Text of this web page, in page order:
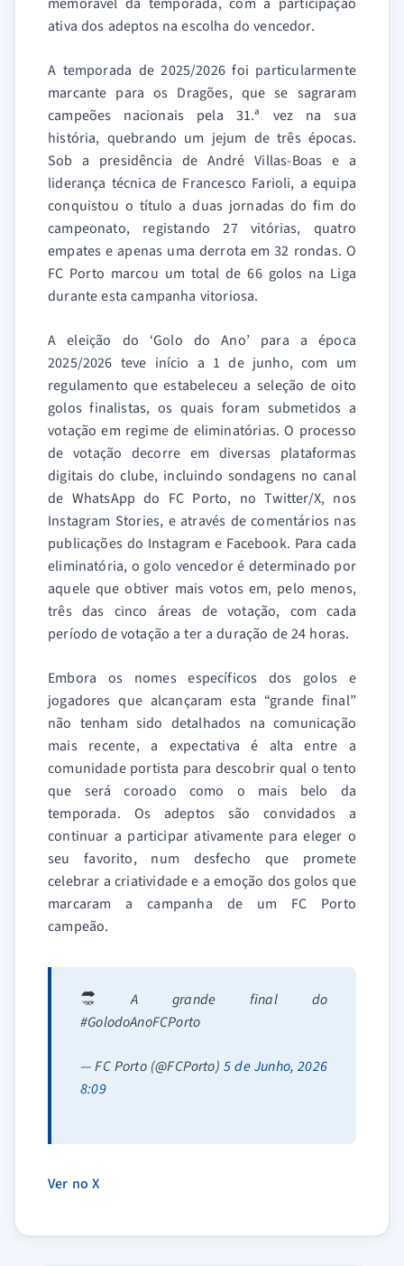
ativa dos adeptos na escolha do vencedor.
A temporada de 2025/2026 foi particularmente
marcante para os Dragões, que se sagraram
campeões nacionais pela 31.ª vez na sua
história, quebrando um jejum de três épocas.
Sob a presidência de André Villas-Boas e a
liderança técnica de Francesco Farioli, a equipa
conquistou o título a duas jornadas do fim do
campeonato, registando 27 vitórias, quatro
empates e apenas uma derrota em 32 rondas. O
FC Porto marcou um total de 66 golos na Liga
durante esta campanha vitoriosa.
A eleição do ‘Golo do Ano’ para a época
2025/2026 teve início a 1 de junho, com um
regulamento que estabeleceu a seleção de oito
golos finalistas, os quais foram submetidos a
votação em regime de eliminatórias. O processo
de votação decorre em diversas plataformas
digitais do clube, incluindo sondagens no canal
de WhatsApp do FC Porto, no Twitter/X, nos
Instagram Stories, e através de comentários nas
publicações do Instagram e Facebook. Para cada
eliminatória, o golo vencedor é determinado por
aquele que obtiver mais votos em, pelo menos,
três das cinco áreas de votação, com cada
período de votação a ter a duração de 24 horas.
Embora os nomes específicos dos golos e
jogadores que alcançaram esta “grande final”
não tenham sido detalhados na comunicação
mais recente, a expectativa é alta entre a
comunidade portista para descobrir qual o tento
que será coroado como o mais belo da
temporada. Os adeptos são convidados a
continuar a participar ativamente para eleger o
seu favorito, num desfecho que promete
celebrar a criatividade e a emoção dos golos que
marcaram a campanha de um FC Porto
campeão.
A grande final do
#GolodoAnoFCPorto
— FC Porto (@FCPorto)5 de Junho, 2026
8:09
Ver no X